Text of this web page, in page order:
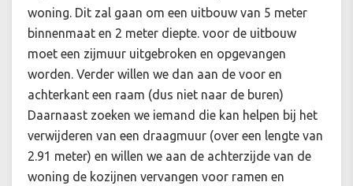
woning. Dit zal gaan om een uitbouw van 5 meter
binnenmaat en 2 meter diepte. voor de uitbouw
moet een zijmuur uitgebroken en opgevangen
worden. Verder willen we dan aan de voor en
achterkant een raam (dus niet naar de buren)
Daarnaast zoeken we iemand die kan helpen bij het
verwijderen van een draagmuur (over een lengte van
2.91 meter) en willen we aan de achterzijde van de
woning de kozijnen vervangen voor ramen en